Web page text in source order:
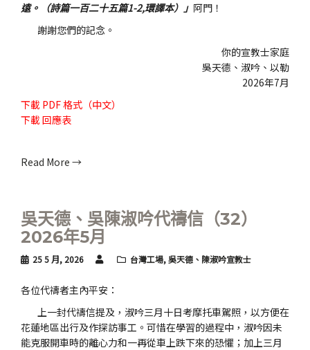
遠。（詩篇一百二十五篇1-2,環譯本）」 阿門！
謝謝您們的記念。
你的宣教士家庭
吳天德、淑吟、以勒
2026年7月
下載 PDF 格式（中文）
下載回應表
Read More →
吳天德、吳陳淑吟代禱信（32）
2026年5月
25 5 月, 2026 台灣工場,吳天德、陳淑吟宣教士
各位代禱者主內平安：
上一封代禱信提及，淑吟三月十日考摩托車駕照，以方便在
花蓮地區出行及作探訪事工。可惜在學習的過程中，淑吟因未
能克服開車時的離心力和一再從車上跌下來的恐懼；加上三月